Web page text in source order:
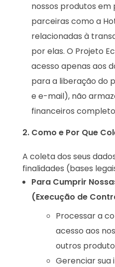
nossos produtos
parceiras como a
relacionadas à
por elas. O Projeto
acesso apenas aos
para a liberação do
e e-mail), não
financeiros
2. Como e Por Que
A coleta dos seus
finalidades (bases
Para Cumprir
(Execução de
Processar a
acesso aos
outros
Gerenciar sua